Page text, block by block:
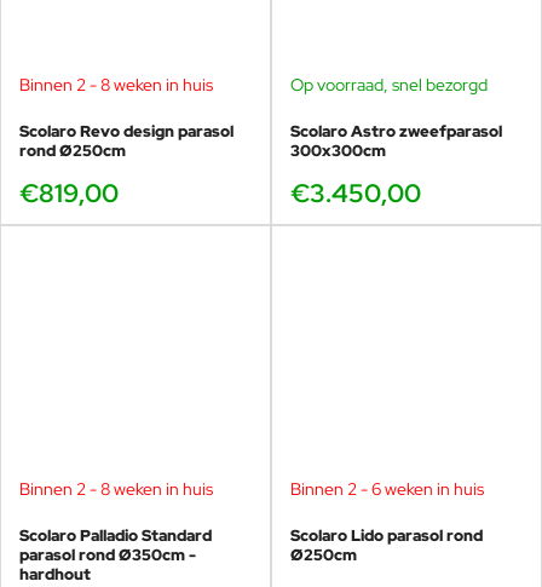
Binnen 2 - 8 weken in huis
Scolaro Revo design parasol
rond Ø250cm
€819,00
Op voorraad, snel bezorgd
Scolaro Astro zweefparasol
300x300cm
€3.450,00
Binnen 2 - 8 weken in huis
Scolaro Palladio Standard
parasol rond Ø350cm -
hardhout
Binnen 2 - 6 weken in huis
Scolaro Lido parasol rond
Ø250cm